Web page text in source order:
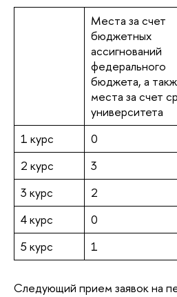
Места за счет
бюджетных
ассигнований
федерального
бюджета, а
места за счет
университета
1 курс 0
2 курс
3
3 курс
2
4 курс
0
5 курс
1
Следующий прием заявок на